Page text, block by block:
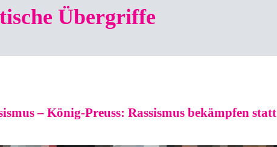
Übergriffe
– König-Preuss: Rassismus bekämpfen statt